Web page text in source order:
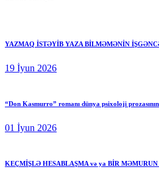
YAZMAQ İSTƏYİB YAZA BİLMƏMƏNİN
19 İyun 2026
“Don Kasmurro” romanı dünya psixoloji
01 İyun 2026
KEÇMİŞLƏ HESABLAŞMA və ya BİR